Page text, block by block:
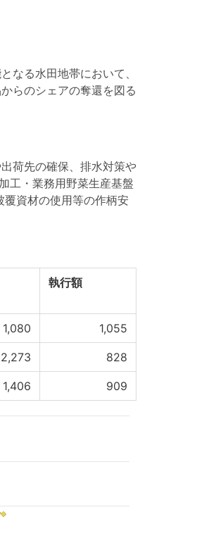
なる水田地帯において、
らのシェアの奪還を図る
荷先の確保、排水対策や
工・業務用野菜生産基盤
資材の使用等の作柄安
執行額
1,080 1,055
2,273 828
1,406 909